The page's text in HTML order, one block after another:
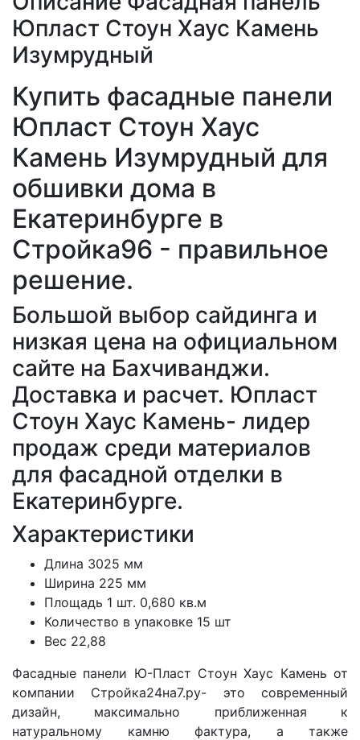
Юпласт Стоун Хаус Камень
Изумрудный
Купить фасадные панели
Юпласт Стоун Хаус
Камень Изумрудный для
обшивки дома в
Екатеринбурге в
Стройка96 - правильное
решение.
Большой выбор сайдинга и
низкая цена на официальном
сайте на Бахчиванджи.
Доставка и расчет. Юпласт
Стоун Хаус Камень- лидер
продаж среди материалов
для фасадной отделки в
Екатеринбурге.
Характеристики
Длина 3025 мм
Ширина 225 мм
Площадь 1 шт. 0,680 кв.м
Количество в упаковке 15 шт
Вес 22,88
Фасадные панели Ю-Пласт Стоун Хаус Камень от
компании Стройка24на7.ру- это современный
дизайн, максимально приближенная к
натуральному камню фактура, а также